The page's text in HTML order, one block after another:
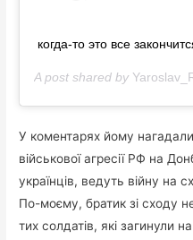
когда-то это все
A post shared by
У коментарях йому
військової агресії РФ на
українців, ведуть війну на
По-моєму, братик зі сходу
тих солдатів, які загинули